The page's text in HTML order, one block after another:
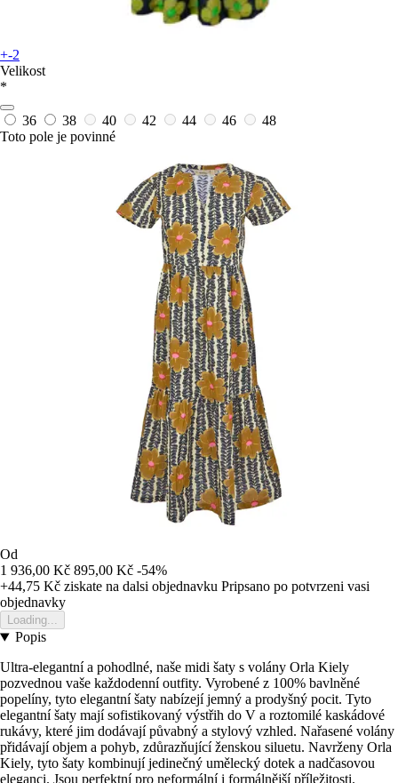
+-2
Velikost
*
36 38 40 42 44 46
48
Toto pole je povinné
Od
1 936,00 Kč 895,00 Kč -54%
+44,75 Kč ziskate na dalsi objednavku Pripsano po potvrzeni vasi
objednavky
Loading...
Popis
Ultra-elegantní a pohodlné, naše midi šaty s volány Orla Kiely
pozvednou vaše každodenní outfity. Vyrobené z 100% bavlněné
popelíny, tyto elegantní šaty nabízejí jemný a prodyšný pocit. Tyto
elegantní šaty mají sofistikovaný výstřih do V a roztomilé kaskádové
rukávy, které jim dodávají půvabný a stylový vzhled. Nařasené volány
přidávají objem a pohyb, zdůrazňující ženskou siluetu. Navrženy Orla
Kiely, tyto šaty kombinují jedinečný umělecký dotek a nadčasovou
eleganci. Jsou perfektní pro neformální i formálnější příležitosti.